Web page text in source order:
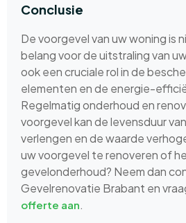
Conclusie
De voorgevel van uw woning is
belang voor de uitstraling van
ook een cruciale rol in de
elementen en de energie-
Regelmatig onderhoud en
voorgevel kan de levensduur
verlengen en de waarde
uw voorgevel te renoveren of
gevelonderhoud? Neem dan
Gevelrenovatie Brabant en
offerte aan.